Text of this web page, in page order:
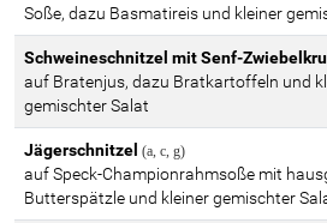
Soße, dazu Basmatireis und kleiner
Schweineschnitzel mit Senf-
auf Bratenjus, dazu Bratkartoffeln und
gemischter Salat
Jägerschnitzel a, c, g
auf Speck-Championrahmsoße mit
Butterspätzle und kleiner gemischter